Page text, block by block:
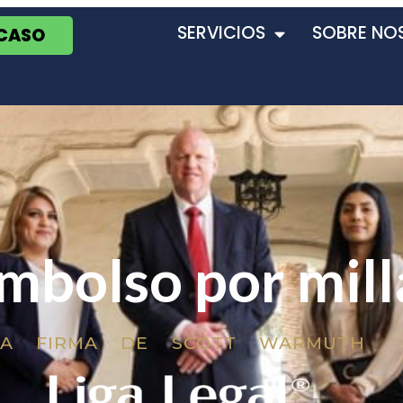
SERVICIOS SOBRE
por
FIRMA DE SCOTT WARMUTH